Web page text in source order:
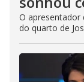
O apresentador
do quarto de